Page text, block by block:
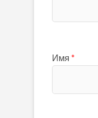
Имя *